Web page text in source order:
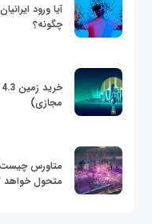
آیا ورود
چگونه؟
مجازی)
متاورس چیست
متحول خواهد